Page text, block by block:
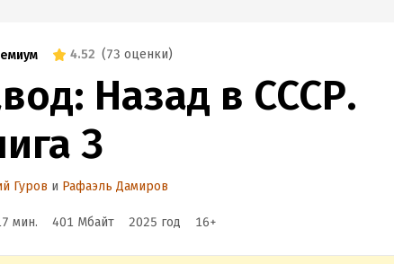
4.52 (73 оценки)
Назад в СССР.
3
Гуров и Рафаэль Дамиров
мин. 401 Мбайт 2025 год 16+